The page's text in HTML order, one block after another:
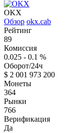
OKX
Обзор okx.cab
Рейтинг
89
Комиссия
0.025 - 0.1 %
Оборот/24ч
$ 2 001 973 200
Монеты
364
Рынки
766
Верификация
Да